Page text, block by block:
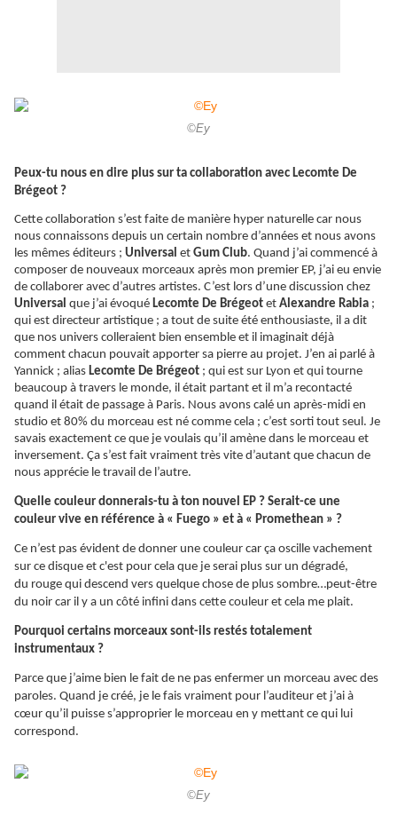
©Ey
Peux-tu nous en dire plus sur ta collaboration avec Lecomte De
Brégeot ?
Cette collaboration s’est faite de manière hyper naturelle car nous
nous connaissons depuis un certain nombre d’années et nous avons
les mêmes éditeurs ; Universal et Gum Club. Quand j’ai commencé à
composer de nouveaux morceaux après mon premier EP, j’ai eu envie
de collaborer avec d’autres artistes. C’est lors d’une discussion chez
Universal que j’ai évoqué Lecomte De Brégeot et Alexandre Rabia ;
qui est directeur artistique ; a tout de suite été enthousiaste, il a dit
que nos univers colleraient bien ensemble et il imaginait déjà
comment chacun pouvait apporter sa pierre au projet. J’en ai parlé à
Yannick ; alias Lecomte De Brégeot ; qui est sur Lyon et qui tourne
beaucoup à travers le monde, il était partant et il m’a recontacté
quand il était de passage à Paris. Nous avons calé un après-midi en
studio et 80% du morceau est né comme cela ; c’est sorti tout seul. Je
savais exactement ce que je voulais qu’il amène dans le morceau et
inversement. Ça s’est fait vraiment très vite d’autant que chacun de
nous apprécie le travail de l’autre.
Quelle couleur donnerais-tu à ton nouvel EP ? Serait-ce une
couleur vive en référence à « Fuego » et à « Promethean » ?
Ce n’est pas évident de donner une couleur car ça oscille vachement
sur ce disque et c'est pour cela que je serai plus sur un dégradé,
du rouge qui descend vers quelque chose de plus sombre…peut-être
du noir car il y a un côté infini dans cette couleur et cela me plait.
Pourquoi certains morceaux sont-ils restés totalement
instrumentaux ?
Parce que j’aime bien le fait de ne pas enfermer un morceau avec des
paroles. Quand je créé, je le fais vraiment pour l’auditeur et j’ai à
cœur qu’il puisse s’approprier le morceau en y mettant ce qui lui
correspond.
©Ey